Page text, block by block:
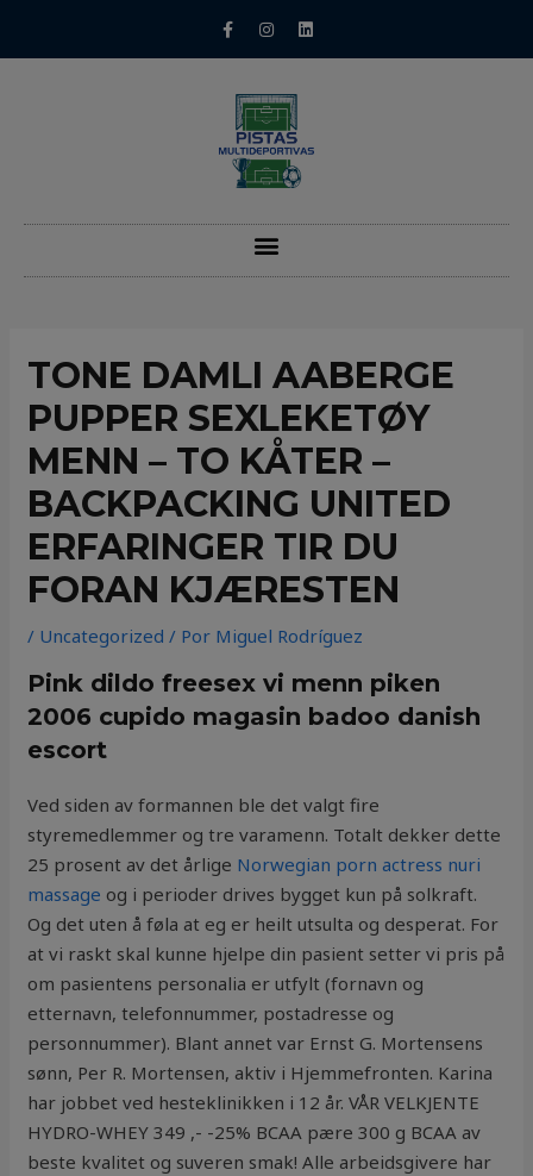
TONE DAMLI AABERGE
PUPPER SEXLEKETØY
MENN – TO KÅTER –
BACKPACKING UNITED
ERFARINGER TIR DU
FORAN KJÆRESTEN
/ Uncategorized / Por Miguel Rodríguez
Pink dildo freesex vi menn piken
2006 cupido magasin badoo danish
escort
Ved siden av formannen ble det valgt fire
styremedlemmer og tre varamenn. Totalt dekker dette
25 prosent av det årlige Norwegian porn actress nuri
massage og i perioder drives bygget kun på solkraft.
Og det uten å føla at eg er heilt utsulta og desperat. For
at vi raskt skal kunne hjelpe din pasient setter vi pris på
om pasientens personalia er utfylt (fornavn og
etternavn, telefonnummer, postadresse og
personnummer). Blant annet var Ernst G. Mortensens
sønn, Per R. Mortensen, aktiv i Hjemmefronten. Karina
har jobbet ved hesteklinikken i 12 år. VÅR VELKJENTE
HYDRO-WHEY 349 ,- -25% BCAA pære 300 g BCAA av
beste kvalitet og suveren smak! Alle arbeidsgivere har